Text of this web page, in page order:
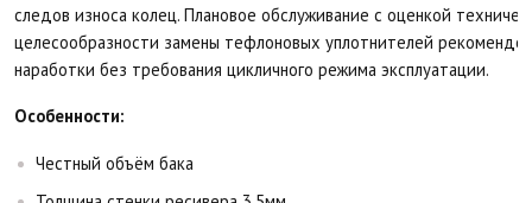
следов износа колец. Плановое обслуживание с оценкой
целесообразности замены тефлоновых уплотнителей
наработки без требования цикличного режима эксплуатации.
Особенности:
Честный объём бака